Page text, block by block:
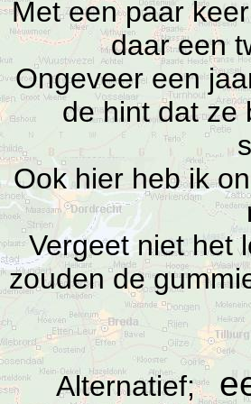
Met een paar
daar een
Ongeveer een
de hint dat ze
Ook hier heb ik
Vergeet niet het
zouden de
Alternatief;